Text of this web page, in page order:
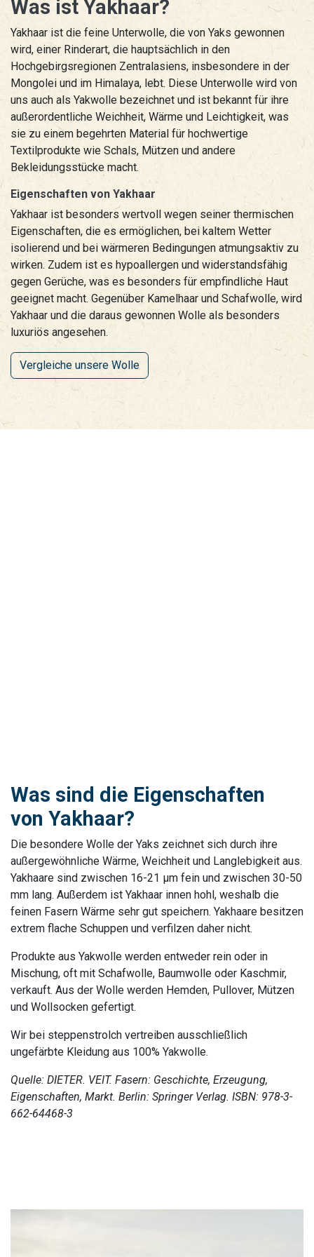
Was ist Yakhaar?
Yakhaar ist die feine Unterwolle, die von Yaks gewonnen
wird, einer Rinderart, die hauptsächlich in den
Hochgebirgsregionen Zentralasiens, insbesondere in der
Mongolei und im Himalaya, lebt. Diese Unterwolle wird von
uns auch als Yakwolle bezeichnet und ist bekannt für ihre
außerordentliche Weichheit, Wärme und Leichtigkeit, was
sie zu einem begehrten Material für hochwertige
Textilprodukte wie Schals, Mützen und andere
Bekleidungsstücke macht.
Eigenschaften von Yakhaar
Yakhaar ist besonders wertvoll wegen seiner thermischen
Eigenschaften, die es ermöglichen, bei kaltem Wetter
isolierend und bei wärmeren Bedingungen atmungsaktiv zu
wirken. Zudem ist es hypoallergen und widerstandsfähig
gegen Gerüche, was es besonders für empfindliche Haut
geeignet macht. Gegenüber Kamelhaar und Schafwolle, wird
Yakhaar und die daraus gewonnen Wolle als besonders
luxuriös angesehen.
Vergleiche unsere Wolle
Was sind die Eigenschaften
von Yakhaar?
Die besondere Wolle der Yaks zeichnet sich durch ihre
außergewöhnliche Wärme, Weichheit und Langlebigkeit aus.
Yakhaare sind zwischen 16-21 µm fein und zwischen 30-50
mm lang. Außerdem ist Yakhaar innen hohl, weshalb die
feinen Fasern Wärme sehr gut speichern. Yakhaare besitzen
extrem flache Schuppen und verfilzen daher nicht.
Produkte aus Yakwolle werden entweder rein oder in
Mischung, oft mit Schafwolle, Baumwolle oder Kaschmir,
verkauft. Aus der Wolle werden Hemden, Pullover, Mützen
und Wollsocken gefertigt.
Wir bei steppenstrolch vertreiben ausschließlich
ungefärbte Kleidung aus 100% Yakwolle.
Quelle: DIETER. VEIT. Fasern: Geschichte, Erzeugung,
Eigenschaften, Markt. Berlin: Springer Verlag. ISBN: 978-3-
662-64468-3